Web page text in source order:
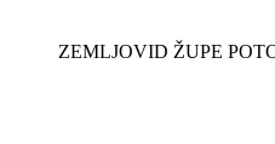
ZEMLJOVID ŽUPE